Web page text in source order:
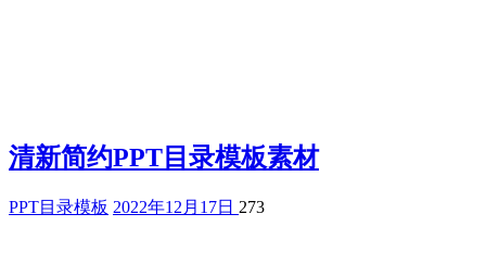
清新简约PPT目录模板素材
PPT目录模板 2022年12月17日 273